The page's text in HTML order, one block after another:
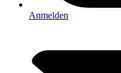
Anmelden